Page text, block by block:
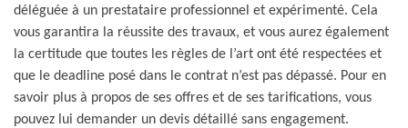
déléguée à un prestataire professionnel et expérimenté. Cela
vous garantira la réussite des travaux, et vous aurez également
la certitude que toutes les règles de l’art ont été respectées et
que le deadline posé dans le contrat n’est pas dépassé. Pour en
savoir plus à propos de ses offres et de ses tarifications, vous
pouvez lui demander un devis détaillé sans engagement.